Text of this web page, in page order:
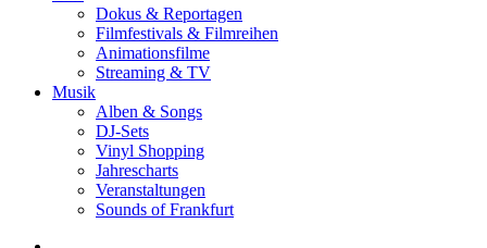
Dokus & Reportagen
Filmfestivals & Filmreihen
Animationsfilme
Streaming & TV
Musik
Alben & Songs
DJ-Sets
Vinyl Shopping
Jahrescharts
Veranstaltungen
Sounds of Frankfurt